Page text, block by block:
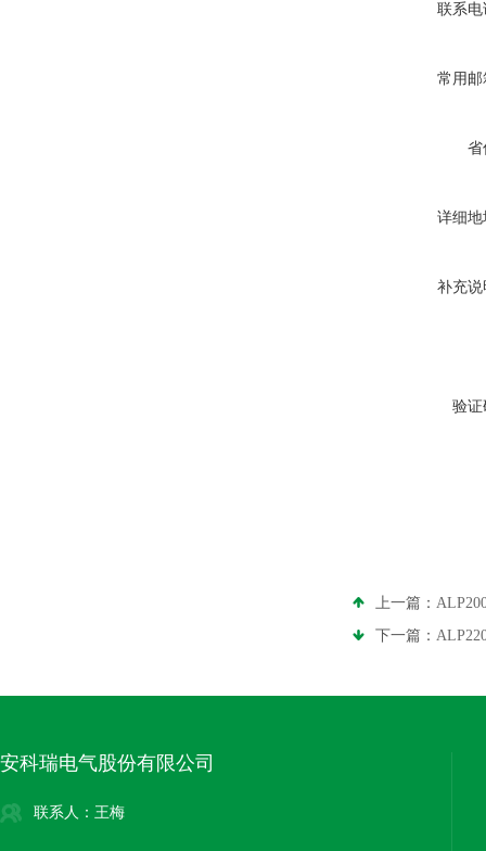
联系电
常用邮
省
详细地
补充说
验证
上一篇：
下一篇：
安科瑞电气股份有限公司
联系人：王梅